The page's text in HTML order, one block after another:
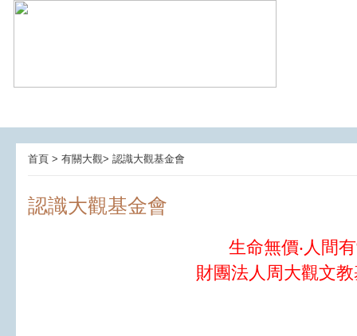
首頁 > 有關大觀> 認識大觀基金會
認識大觀基金會
生命無價‧人間
財團法人周大觀文